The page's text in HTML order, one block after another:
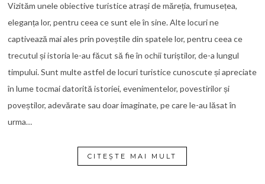
Vizităm unele obiective turistice atrași de măreția, frumusețea,
eleganța lor, pentru ceea ce sunt ele în sine. Alte locuri ne
captivează mai ales prin poveștile din spatele lor, pentru ceea ce
trecutul și istoria le-au făcut să fie în ochii turiștilor, de-a lungul
timpului. Sunt multe astfel de locuri turistice cunoscute și apreciate
în lume tocmai datorită istoriei, evenimentelor, povestirilor și
poveștilor, adevărate sau doar imaginate, pe care le-au lăsat în
urma…
CITEȘTE MAI MULT